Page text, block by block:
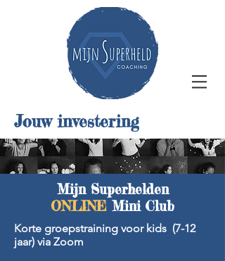
Jouw investering
Mijn Superhelden
ONLINE Mini Club
Korte groepstraining voor kids (7-12
jaar) via Zoom